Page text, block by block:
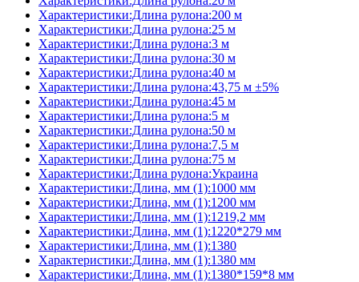
Характеристики:Длина рулона:200 м
Характеристики:Длина рулона:25 м
Характеристики:Длина рулона:3 м
Характеристики:Длина рулона:30 м
Характеристики:Длина рулона:40 м
Характеристики:Длина рулона:43,75 м ±5%
Характеристики:Длина рулона:45 м
Характеристики:Длина рулона:5 м
Характеристики:Длина рулона:50 м
Характеристики:Длина рулона:7,5 м
Характеристики:Длина рулона:75 м
Характеристики:Длина рулона:Украина
Характеристики:Длина, мм (1):1000 мм
Характеристики:Длина, мм (1):1200 мм
Характеристики:Длина, мм (1):1219,2 мм
Характеристики:Длина, мм (1):1220*279 мм
Характеристики:Длина, мм (1):1380
Характеристики:Длина, мм (1):1380 мм
Характеристики:Длина, мм (1):1380*159*8 мм